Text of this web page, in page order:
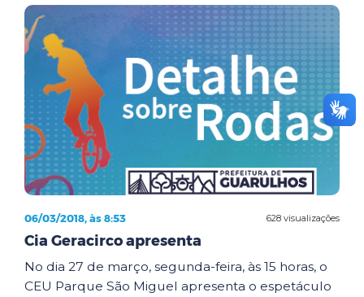
628 visualizações
06/03/2018, às 8:53
Cia Geracirco apresenta
No dia 27 de março, segunda-feira, às 15 horas, o
CEU Parque São Miguel apresenta o espetáculo